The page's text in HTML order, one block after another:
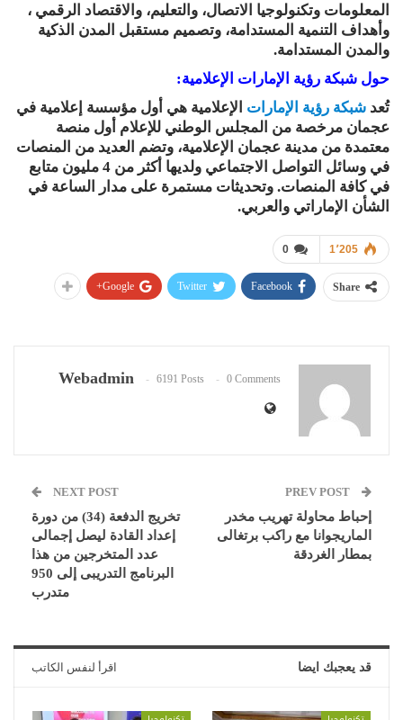
المعلومات وتكنولوجيا الاتصال، والتعليم، والاقتصاد الرقمي ،
وأهداف التنمية المستدامة، وتصميم مستقبل المدن الذكية
والمدن المستدامة.
حول شبكة رؤية الإمارات الإعلامية:
تُعد شبكة رؤية الإمارات الإعلامية هي أول مؤسسة إعلامية في
عجمان مرخصة من المجلس الوطني للإعلام أول منصة
معتمدة من مدينة عجمان الإعلامية، وتضم العديد من المنصات
في وسائل التواصل الاجتماعي ولديها أكثر من 4 مليون متابع
في كافة المنصات. وتحديثات مستمرة على مدار الساعة في
الشأن الإماراتي والعربي.
0 1٬205
Share
Facebook
Twitter
Google+
Webadmin 6191 Posts 0 Comments
إحباط محاولة تهريب مخدر
الماريجوانا مع راكب برتغالى
بمطار الغردقة
NEXT POST
تخريج الدفعة (34) من دورة
إعداد القادة ليصل إجمالى
عدد المتخرجين من هذا
البرنامج التدريبى إلى 950
متدرب
قد يعجبك ايضا اقرأ لنفس الكاتب